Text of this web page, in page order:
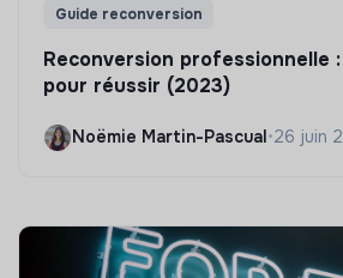
Guide reconversion
Reconversion professionnelle
pour réussir (2023)
Noëmie Martin-Pascual •26 juin